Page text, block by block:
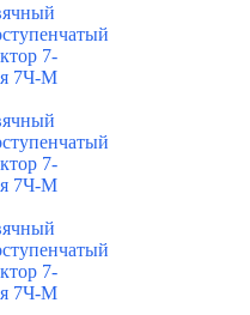
7-
7Ч-М
7-
7Ч-М
7-
7Ч-М